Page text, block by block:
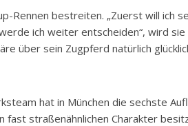
Rennen bestreiten. „Zuerst will ich
ich weiter entscheiden“, wird
über sein Zugpferd natürlich
hat in München die sechste
fast straßenähnlichen Charakter